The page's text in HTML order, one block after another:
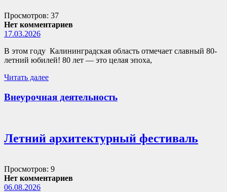
Просмотров: 37
Нет комментариев
17.03.2026
В этом году Калининградская область отмечает славный 80-
летний юбилей! 80 лет — это целая эпоха,
Читать далее
Внеурочная деятельность
Летний архитектурный фестиваль
Просмотров: 9
Нет комментариев
06.08.2026